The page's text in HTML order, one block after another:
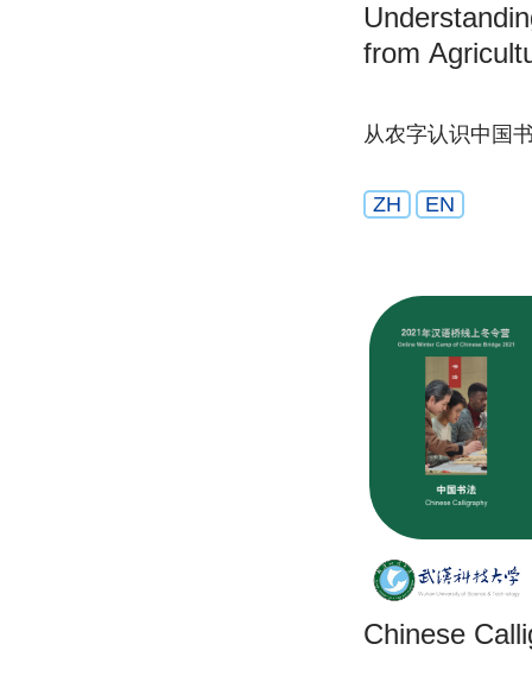
from
从农字认识中国
ZH EN
Chinese